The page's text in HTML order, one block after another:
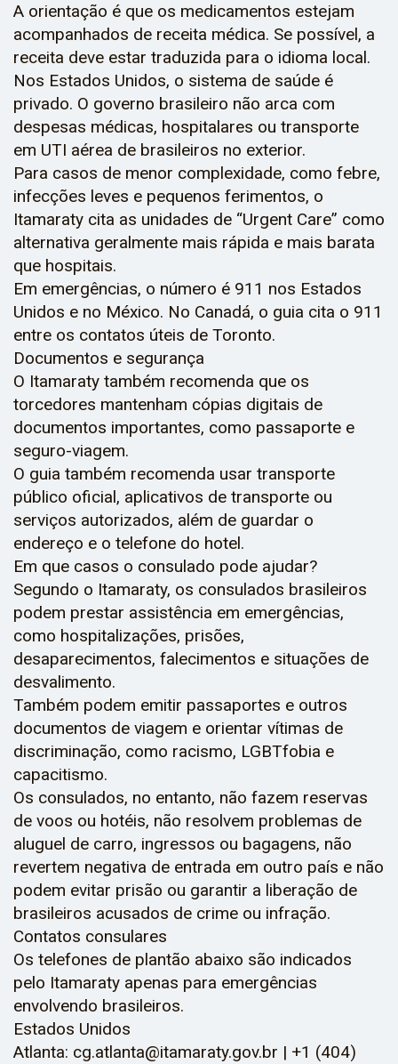
A orientação é que os medicamentos estejam
acompanhados de receita médica. Se possível, a
receita deve estar traduzida para o idioma local.
Nos Estados Unidos, o sistema de saúde é
privado. O governo brasileiro não arca com
despesas médicas, hospitalares ou transporte
em UTI aérea de brasileiros no exterior.
Para casos de menor complexidade, como febre,
infecções leves e pequenos ferimentos, o
Itamaraty cita as unidades de “Urgent Care” como
alternativa geralmente mais rápida e mais barata
que hospitais.
Em emergências, o número é 911 nos Estados
Unidos e no México. No Canadá, o guia cita o 911
entre os contatos úteis de Toronto.
Documentos e segurança
O Itamaraty também recomenda que os
torcedores mantenham cópias digitais de
documentos importantes, como passaporte e
seguro-viagem.
O guia também recomenda usar transporte
público oficial, aplicativos de transporte ou
serviços autorizados, além de guardar o
endereço e o telefone do hotel.
Em que casos o consulado pode ajudar?
Segundo o Itamaraty, os consulados brasileiros
podem prestar assistência em emergências,
como hospitalizações, prisões,
desaparecimentos, falecimentos e situações de
desvalimento.
Também podem emitir passaportes e outros
documentos de viagem e orientar vítimas de
discriminação, como racismo, LGBTfobia e
capacitismo.
Os consulados, no entanto, não fazem reservas
de voos ou hotéis, não resolvem problemas de
aluguel de carro, ingressos ou bagagens, não
revertem negativa de entrada em outro país e não
podem evitar prisão ou garantir a liberação de
brasileiros acusados de crime ou infração.
Contatos consulares
Os telefones de plantão abaixo são indicados
pelo Itamaraty apenas para emergências
envolvendo brasileiros.
Estados Unidos
Atlanta: cg.atlanta@itamaraty.gov.br | +1 (404)